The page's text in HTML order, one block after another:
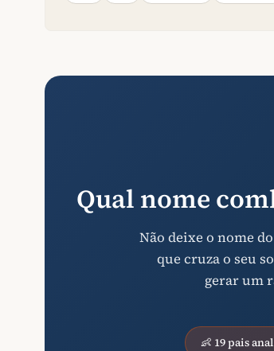
Qual nome
Não deixe o nome
que cruza o seu
gerar um
👶 19 pais